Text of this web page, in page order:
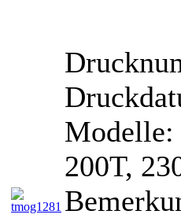
Modelle:
200T,